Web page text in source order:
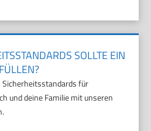
SOLLTE EIN
für
und deine Familie mit unseren